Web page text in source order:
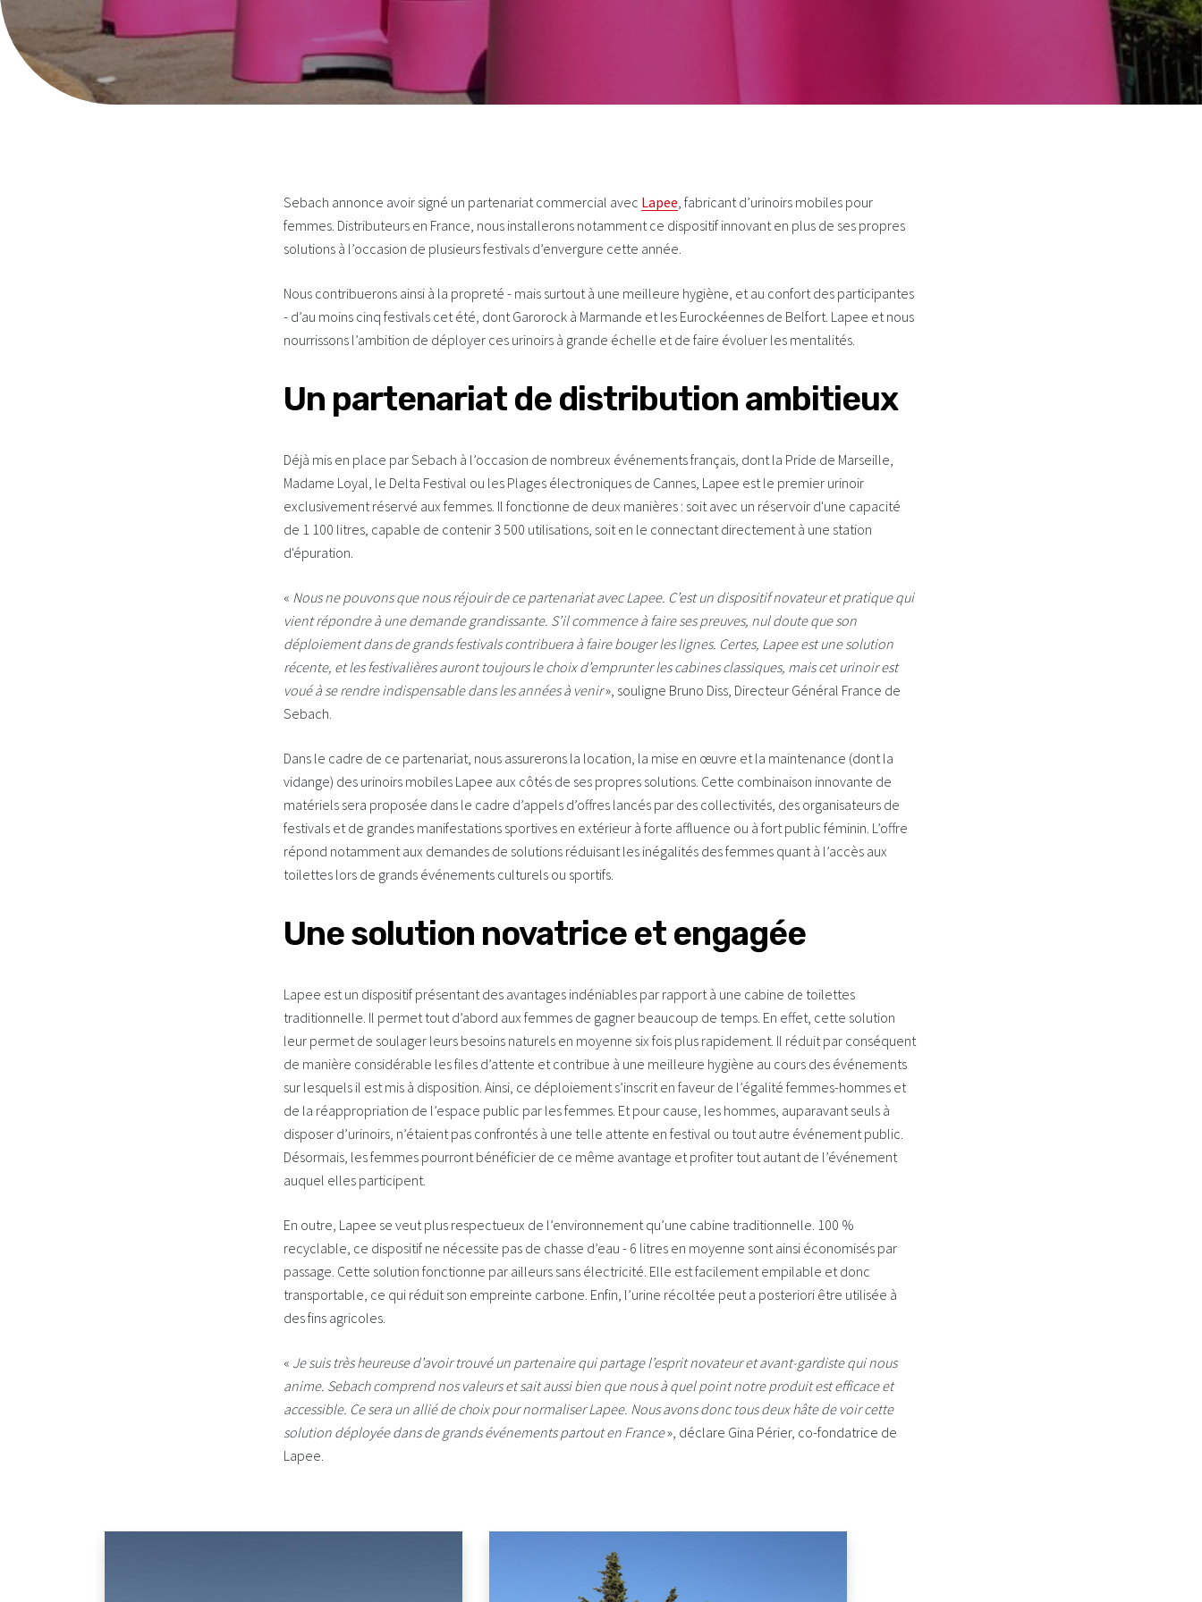
Sebach annonce avoir signé un partenariat commercial avec Lapee, fabricant d’urinoirs mobiles pour
femmes. Distributeurs en France, nous installerons notamment ce dispositif innovant en plus de ses propres
solutions à l’occasion de plusieurs festivals d’envergure cette année.
Nous contribuerons ainsi à la propreté - mais surtout à une meilleure hygiène, et au confort des participantes
- d’au moins cinq festivals cet été, dont Garorock à Marmande et les Eurockéennes de Belfort. Lapee et nous
nourrissons l’ambition de déployer ces urinoirs à grande échelle et de faire évoluer les mentalités.
Un partenariat de distribution ambitieux
Déjà mis en place par Sebach à l’occasion de nombreux événements français, dont la Pride de Marseille,
Madame Loyal, le Delta Festival ou les Plages électroniques de Cannes, Lapee est le premier urinoir
exclusivement réservé aux femmes. Il fonctionne de deux manières : soit avec un réservoir d'une capacité
de 1 100 litres, capable de contenir 3 500 utilisations, soit en le connectant directement à une station
d'épuration.
« Nous ne pouvons que nous réjouir de ce partenariat avec Lapee. C’est un dispositif novateur et pratique qui
vient répondre à une demande grandissante. S’il commence à faire ses preuves, nul doute que son
déploiement dans de grands festivals contribuera à faire bouger les lignes. Certes, Lapee est une solution
récente, et les festivalières auront toujours le choix d’emprunter les cabines classiques, mais cet urinoir est
voué à se rendre indispensable dans les années à venir», souligne Bruno Diss, Directeur Général France de
Sebach.
Dans le cadre de ce partenariat, nous assurerons la location, la mise en œuvre et la maintenance (dont la
vidange) des urinoirs mobiles Lapee aux côtés de ses propres solutions. Cette combinaison innovante de
matériels sera proposée dans le cadre d’appels d’offres lancés par des collectivités, des organisateurs de
festivals et de grandes manifestations sportives en extérieur à forte affluence ou à fort public féminin. L’offre
répond notamment aux demandes de solutions réduisant les inégalités des femmes quant à l’accès aux
toilettes lors de grands événements culturels ou sportifs.
Une solution novatrice et engagée
Lapee est un dispositif présentant des avantages indéniables par rapport à une cabine de toilettes
traditionnelle. Il permet tout d’abord aux femmes de gagner beaucoup de temps. En effet, cette solution
leur permet de soulager leurs besoins naturels en moyenne six fois plus rapidement. Il réduit par conséquent
de manière considérable les files d’attente et contribue à une meilleure hygiène au cours des événements
sur lesquels il est mis à disposition. Ainsi, ce déploiement s’inscrit en faveur de l’égalité femmes-hommes et
de la réappropriation de l’espace public par les femmes. Et pour cause, les hommes, auparavant seuls à
disposer d’urinoirs, n’étaient pas confrontés à une telle attente en festival ou tout autre événement public.
Désormais, les femmes pourront bénéficier de ce même avantage et profiter tout autant de l’événement
auquel elles participent.
En outre, Lapee se veut plus respectueux de l’environnement qu’une cabine traditionnelle. 100 %
recyclable, ce dispositif ne nécessite pas de chasse d’eau - 6 litres en moyenne sont ainsi économisés par
passage. Cette solution fonctionne par ailleurs sans électricité. Elle est facilement empilable et donc
transportable, ce qui réduit son empreinte carbone. Enfin, l’urine récoltée peut a posteriori être utilisée à
des fins agricoles.
« Je suis très heureuse d’avoir trouvé un partenaire qui partage l’esprit novateur et avant-gardiste qui nous
anime. Sebach comprend nos valeurs et sait aussi bien que nous à quel point notre produit est efficace et
accessible. Ce sera un allié de choix pour normaliser Lapee. Nous avons donc tous deux hâte de voir cette
solution déployée dans de grands événements partout en France», déclare Gina Périer, co-fondatrice de
Lapee.